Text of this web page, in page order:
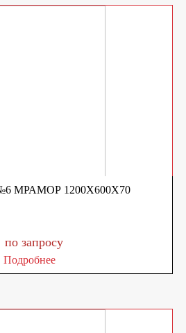
МРАМОР 1200Х600Х70
по запросу
Подробнее